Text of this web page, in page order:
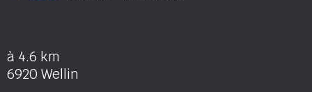
à 4.6 km
6920 Wellin